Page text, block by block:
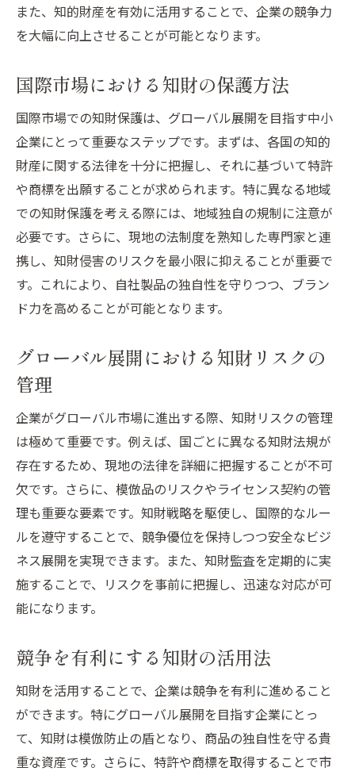
知財活用の成功事例に学ぶ
知財戦略の導入で得られる効果
知財を活用した新市場開拓の方法
グローバル展開での知財戦略の役割
知財の適正管理とその重要性
知財戦略でブランド価値を高める！グローバル
展開を成功に導く秘訣
知財でブランドを守る方法
ブランド価値と知財の連携
知財を活用したブランド戦略
市場での信頼を得る知財戦略
知財とブランドの相乗効果を発揮
中小企業のための知財戦略とグローバル展開の
成功術
中小企業が直面する知財の課題
効果的な知財戦略での国際市場参入
中小企業の知財活動の最適化
資源を最大限に活用する知財戦略
中小企業の知財成功事例
知財を通じた成長と発展の可能性
知財で守る自社製品！グローバル市場での差別
自社製品の知財保護の重要性
市場での差別化を実現する知財
知財を活用した製品の強化策
市場競争に勝つための知財戦略
知財により製品価値を高める方法
また、知的財産を有効に活用することで、企業の競争力
を大幅に向上させることが可能となります。
国際市場における知財の保護方法
国際市場での知財保護は、グローバル展開を目指す中小
企業にとって重要なステップです。まずは、各国の知的
財産に関する法律を十分に把握し、それに基づいて特許
や商標を出願することが求められます。特に異なる地域
での知財保護を考える際には、地域独自の規制に注意が
必要です。さらに、現地の法制度を熟知した専門家と連
携し、知財侵害のリスクを最小限に抑えることが重要で
す。これにより、自社製品の独自性を守りつつ、ブラン
ド力を高めることが可能となります。
グローバル展開における知財リスクの
管理
企業がグローバル市場に進出する際、知財リスクの管理
は極めて重要です。例えば、国ごとに異なる知財法規が
存在するため、現地の法律を詳細に把握することが不可
欠です。さらに、模倣品のリスクやライセンス契約の管
理も重要な要素です。知財戦略を駆使し、国際的なルー
ルを遵守することで、競争優位を保持しつつ安全なビジ
ネス展開を実現できます。また、知財監査を定期的に実
施することで、リスクを事前に把握し、迅速な対応が可
能になります。
競争を有利にする知財の活用法
知財を活用することで、企業は競争を有利に進めること
ができます。特にグローバル展開を目指す企業にとっ
て、知財は模倣防止の盾となり、商品の独自性を守る貴
重な資産です。さらに、特許や商標を取得することで市